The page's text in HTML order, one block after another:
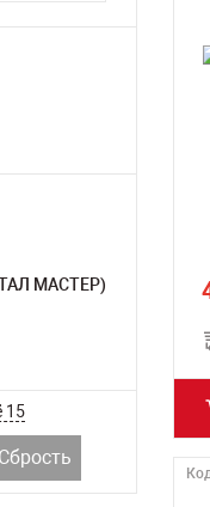
МАСТЕР)
15
Сбрость